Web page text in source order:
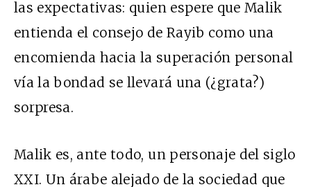
las expectativas: quien espere que Malik
entienda el consejo de Rayib como una
encomienda hacia la superación personal
vía la bondad se llevará una (¿grata?)
sorpresa.
Malik es, ante todo, un personaje del siglo
XXI. Un árabe alejado de la sociedad que